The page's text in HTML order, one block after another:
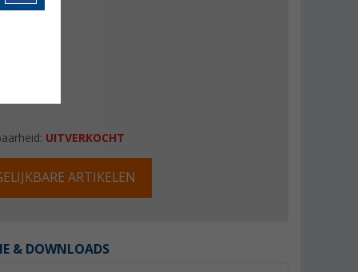
UITVERKOCHT
ARTIKELEN
& DOWNLOADS